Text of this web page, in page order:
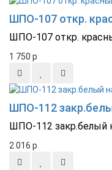
ШПО-107 откр.
ШПО-107 откр.
1 750 p
ШПО-112
ШПО-112 закр.белый
2 016 p